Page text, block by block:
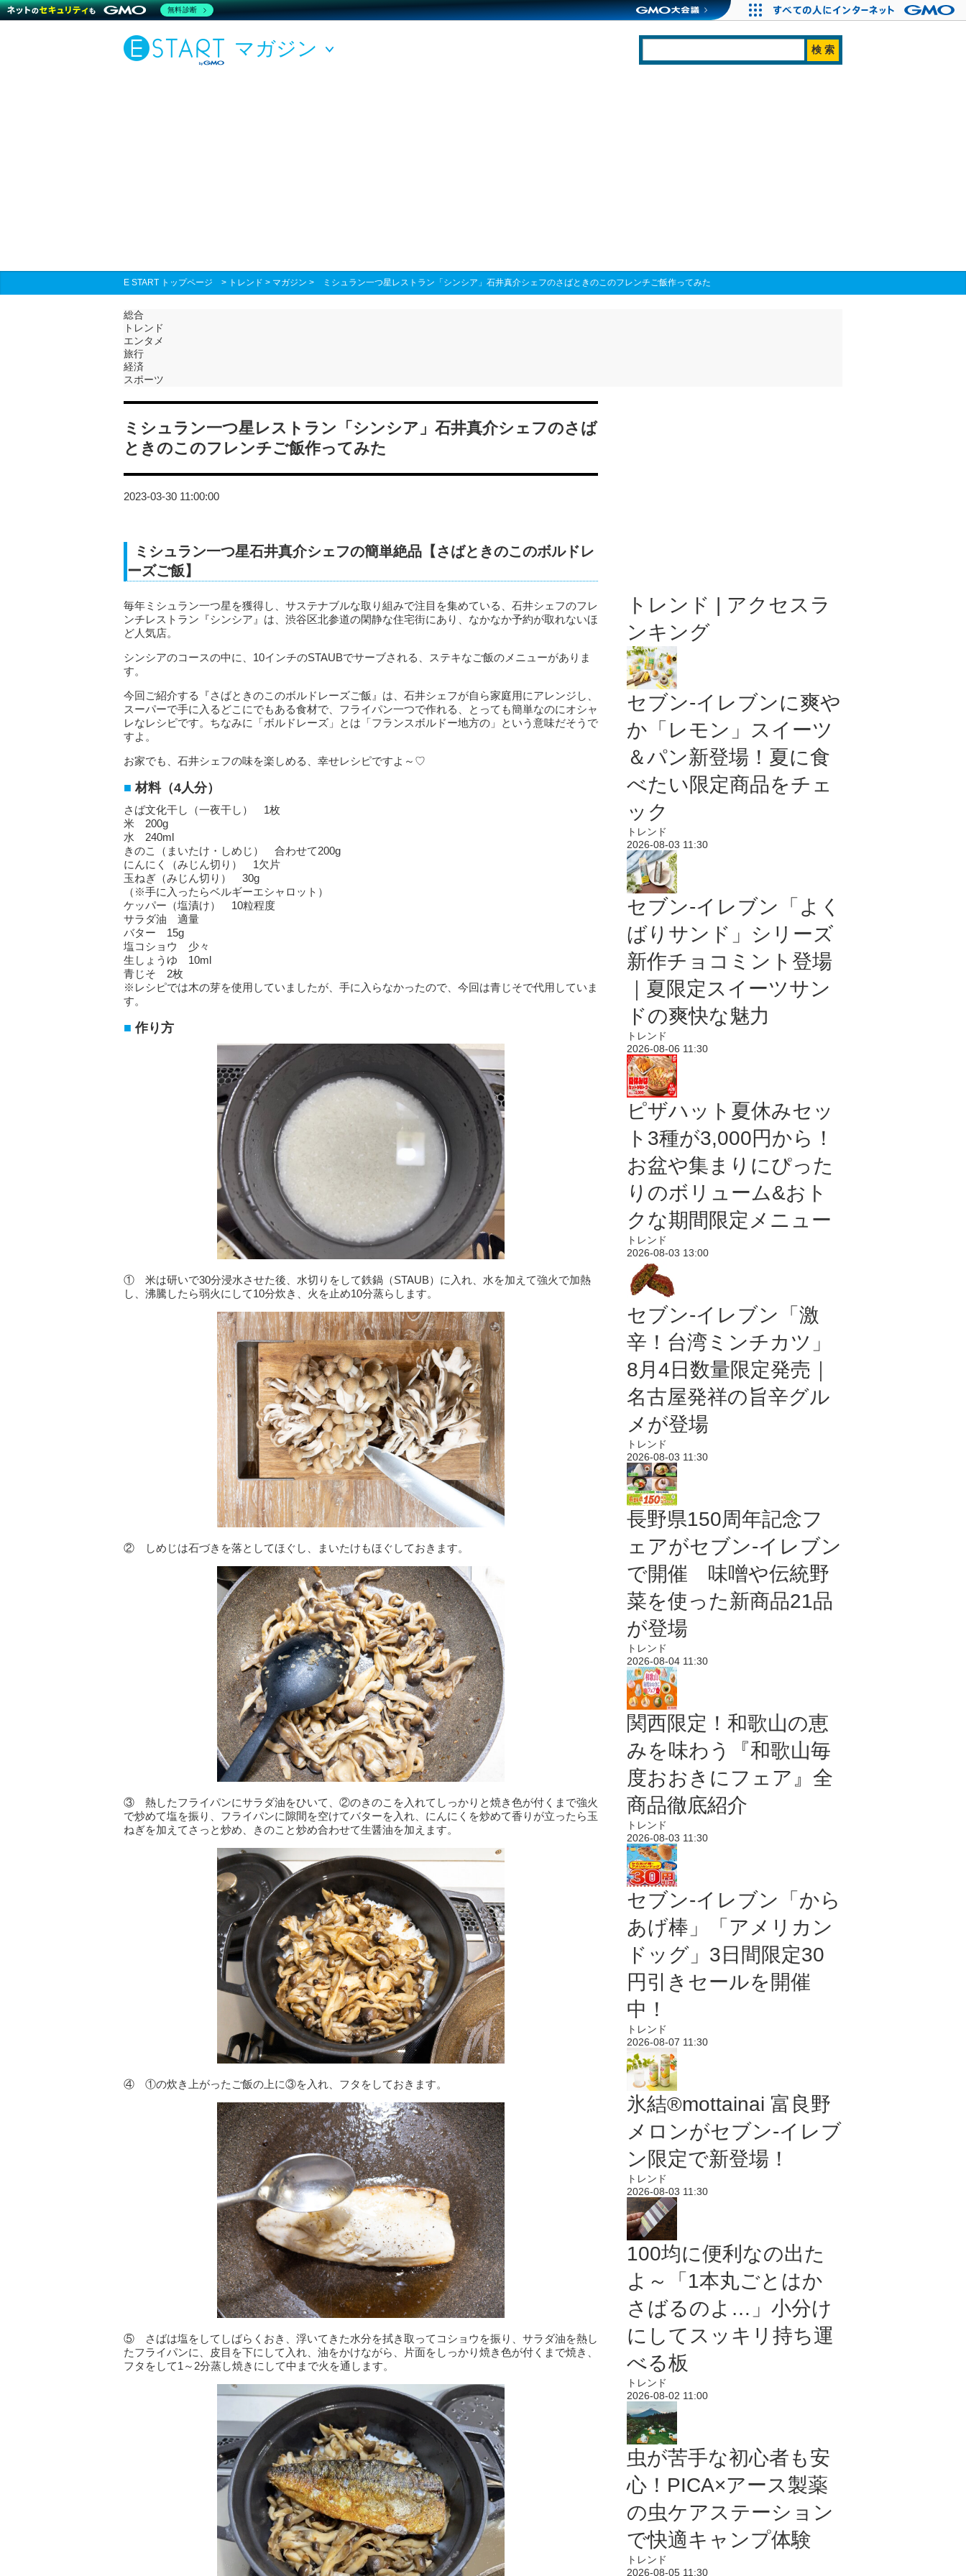
マガジン
E START トップページ > トレンド > マガジン > ミシュラン一つ星レストラン「シンシア」石井真介シェフのさばときのこのフレンチご飯作ってみた
総合
トレンド
エンタメ
旅行
経済
スポーツ
ミシュラン一つ星レストラン「シンシア」石井真介シェフのさば
ときのこのフレンチご飯作ってみた
2023-03-30 11:00:00
ミシュラン一つ星石井真介シェフの簡単絶品【さばときのこのボルドレ
ーズご飯】
毎年ミシュラン一つ星を獲得し、サステナブルな取り組みで注目を集めている、石井シェフのフレ
ンチレストラン『シンシア』は、渋谷区北参道の閑静な住宅街にあり、なかなか予約が取れないほ
ど人気店。
シンシアのコースの中に、10インチのSTAUBでサーブされる、ステキなご飯のメニューがありま
す。
今回ご紹介する『さばときのこのボルドレーズご飯』は、石井シェフが自ら家庭用にアレンジし、
スーパーで手に入るどこにでもある食材で、フライパン一つで作れる、とっても簡単なのにオシャ
レなレシピです。ちなみに「ボルドレーズ」とは「フランスボルドー地方の」という意味だそうで
すよ。
お家でも、石井シェフの味を楽しめる、幸せレシピですよ～♡
材料（4人分）
さば文化干し（一夜干し） 1枚
米 200g
水 240ml
きのこ（まいたけ・しめじ） 合わせて200g
にんにく（みじん切り） 1欠片
玉ねぎ（みじん切り） 30g
（※手に入ったらベルギーエシャロット）
ケッパー（塩漬け） 10粒程度
サラダ油 適量
バター 15g
塩コショウ 少々
生しょうゆ 10ml
青じそ 2枚
※レシピでは木の芽を使用していましたが、手に入らなかったので、今回は青じそで代用していま
す。
作り方
① 米は研いで30分浸水させた後、水切りをして鉄鍋（STAUB）に入れ、水を加えて強火で加熱
し、沸騰したら弱火にして10分炊き、火を止め10分蒸らします。
② しめじは石づきを落としてほぐし、まいたけもほぐしておきます。
③ 熱したフライパンにサラダ油をひいて、②のきのこを入れてしっかりと焼き色が付くまで強火
で炒めて塩を振り、フライパンに隙間を空けてバターを入れ、にんにくを炒めて香りが立ったら玉
ねぎを加えてさっと炒め、きのこと炒め合わせて生醤油を加えます。
④ ①の炊き上がったご飯の上に③を入れ、フタをしておきます。
⑤ さばは塩をしてしばらくおき、浮いてきた水分を拭き取ってコショウを振り、サラダ油を熱し
たフライパンに、皮目を下にして入れ、油をかけながら、片面をしっかり焼き色が付くまで焼き、
フタをして1～2分蒸し焼きにして中まで火を通します。
トレンド | アクセスラ
ンキング
セブン‐イレブンに爽や
か「レモン」スイーツ
＆パン新登場！夏に食
べたい限定商品をチェ
ック
トレンド
2026-08-03 11:30
セブン‐イレブン「よく
ばりサンド」シリーズ
新作チョコミント登場
｜夏限定スイーツサン
ドの爽快な魅力
トレンド
2026-08-06 11:30
ピザハット夏休みセッ
ト3種が3,000円から！
お盆や集まりにぴった
りのボリューム&おト
クな期間限定メニュー
トレンド
2026-08-03 13:00
セブン-イレブン「激
辛！台湾ミンチカツ」
8月4日数量限定発売｜
名古屋発祥の旨辛グル
メが登場
トレンド
2026-08-03 11:30
長野県150周年記念フ
ェアがセブン-イレブン
で開催 味噌や伝統野
菜を使った新商品21品
が登場
トレンド
2026-08-04 11:30
関西限定！和歌山の恵
みを味わう『和歌山毎
度おおきにフェア』全
商品徹底紹介
トレンド
2026-08-03 11:30
セブン‐イレブン「から
あげ棒」「アメリカン
ドッグ」3日間限定30
円引きセールを開催
中！
トレンド
2026-08-07 11:30
氷結®mottainai 富良野
メロンがセブン‐イレブ
ン限定で新登場！
トレンド
2026-08-03 11:30
100均に便利なの出た
よ～「1本丸ごとはか
さばるのよ…」小分け
にしてスッキリ持ち運
べる板
トレンド
2026-08-02 11:00
虫が苦手な初心者も安
心！PICA×アース製薬
の虫ケアステーション
で快適キャンプ体験
トレンド
2026-08-05 11:30
無料診断